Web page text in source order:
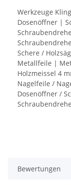
Werkzeuge
Dosenöffner |
Schere /
Metallfeile |
Holzmeissel 4
Nagelfeile /
Dosenöffner /
Bewertungen